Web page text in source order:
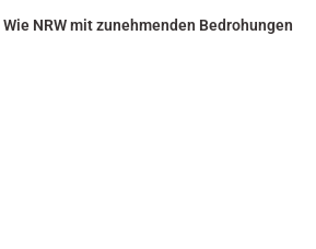
NRW mit zunehmenden Bedrohungen